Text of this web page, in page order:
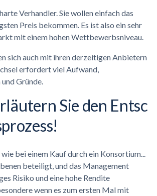
Verhandler. Sie wollen einfach das
Preis bekommen. Es ist also ein sehr
mit einem hohen Wettbewerbsniveau.
sich auch mit ihren derzeitigen Anbietern
erfordert viel Aufwand,
Gründe.
Sie den Entsc
wie bei einem Kauf durch ein Konsortium...
beteiligt, und das Management
Risiko und eine hohe Rendite
wenn es zum ersten Mal mit